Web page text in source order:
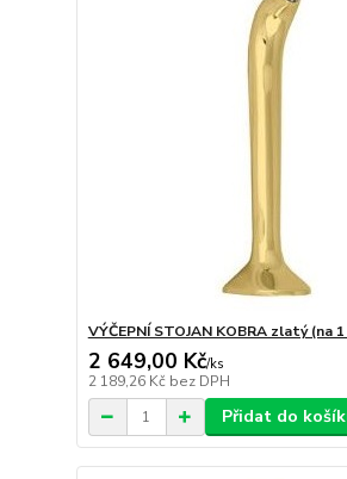
VÝČEPNÍ STOJAN KOBRA zlatý (na
2 649,00 Kč/ks
2 189,26 Kč bez DPH
Přidat do